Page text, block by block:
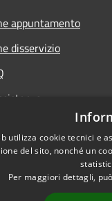
appuntamento
disservizio
utilizza cookie tecnici e
del sito, nonché un
Per maggiori dettagli,